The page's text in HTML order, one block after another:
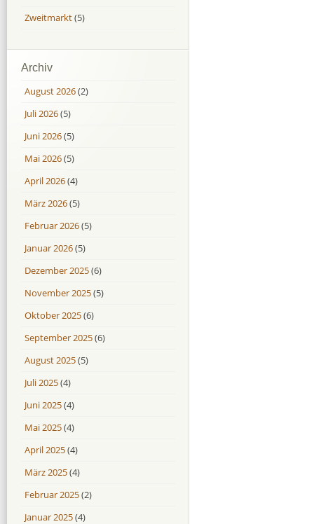
Zweitmarkt(5)
Archiv
August 2026(2)
Juli 2026(5)
Juni 2026(5)
Mai 2026(5)
April 2026(4)
März 2026(5)
Februar 2026(5)
Januar 2026(5)
Dezember 2025(6)
November 2025(5)
Oktober 2025(6)
September 2025(6)
August 2025(5)
Juli 2025(4)
Juni 2025(4)
Mai 2025(4)
April 2025(4)
März 2025(4)
Februar 2025(2)
Januar 2025(4)